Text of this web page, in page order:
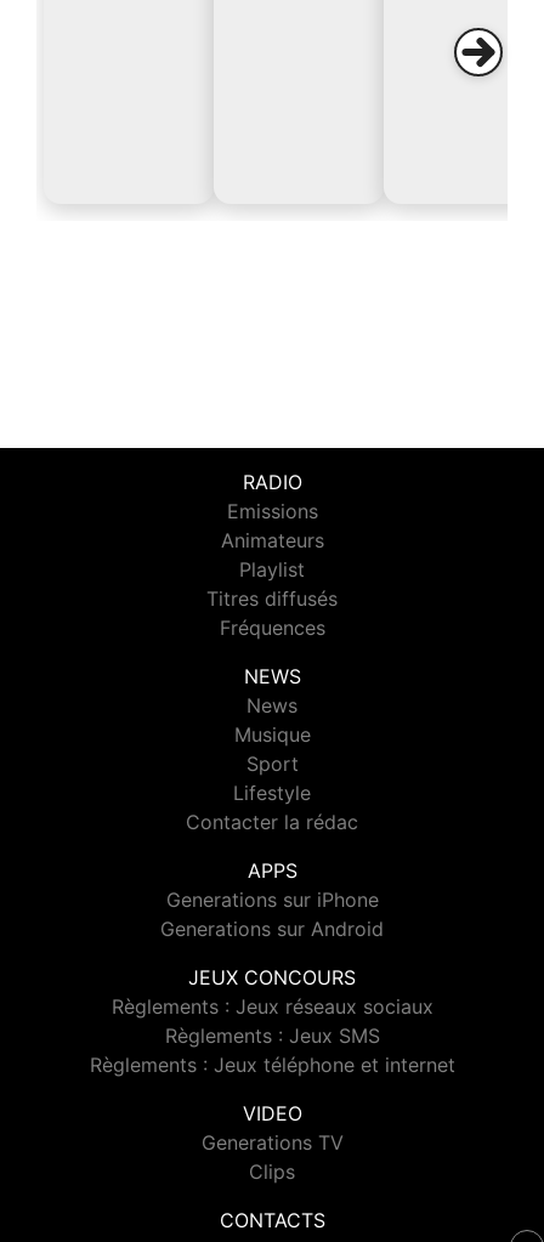
RADIO
Emissions
Animateurs
Playlist
Titres diffusés
Fréquences
NEWS
News
Musique
Sport
Lifestyle
Contacter la rédac
APPS
Generations sur iPhone
Generations sur Android
JEUX CONCOURS
Règlements : Jeux réseaux sociaux
Règlements : Jeux SMS
Règlements : Jeux téléphone et internet
VIDEO
Generations TV
Clips
CONTACTS